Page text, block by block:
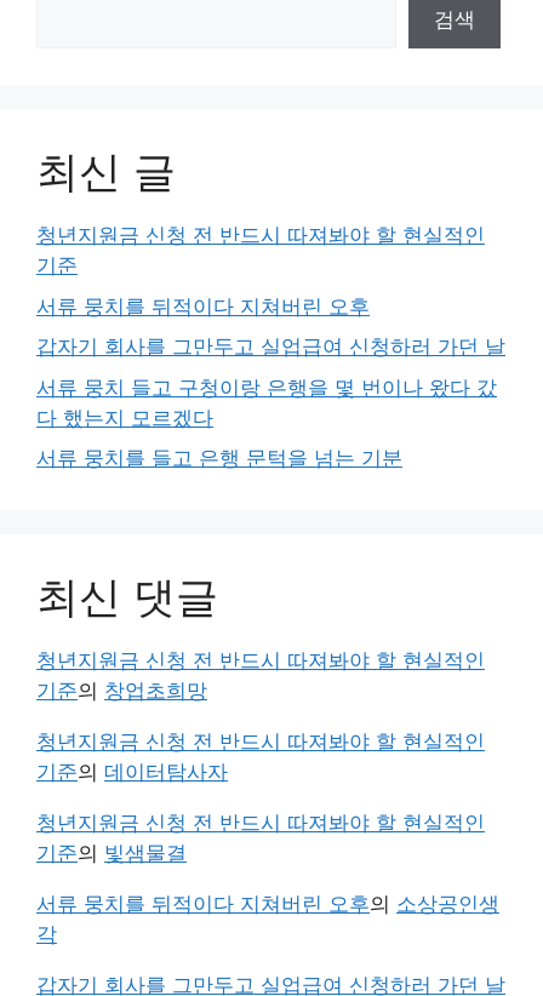
검색
최신 글
청년지원금 신청 전 반드시 따져봐야 할 현실적인
기준
서류 뭉치를 뒤적이다 지쳐버린 오후
갑자기 회사를 그만두고 실업급여 신청하러 가던 날
서류 뭉치 들고 구청이랑 은행을 몇 번이나 왔다 갔
다 했는지 모르겠다
서류 뭉치를 들고 은행 문턱을 넘는 기분
최신 댓글
청년지원금 신청 전 반드시 따져봐야 할 현실적인
기준의 창업초희망
청년지원금 신청 전 반드시 따져봐야 할 현실적인
기준의 데이터탐사자
청년지원금 신청 전 반드시 따져봐야 할 현실적인
기준의 빛샘물결
서류 뭉치를 뒤적이다 지쳐버린 오후의 소상공인생
각
갑자기 회사를 그만두고 실업급여 신청하러 가던 날